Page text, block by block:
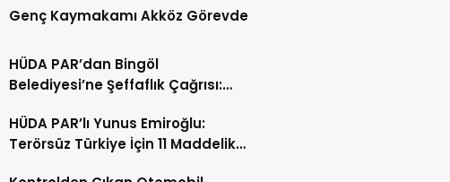
Genç Kaymakamı Akköz Görevde
HÜDA PAR’dan Bingöl
Belediyesi’ne Şeffaflık Çağrısı:
HÜDA PAR’lı Yunus Emiroğlu:
Terörsüz Türkiye İçin 11 Maddelik